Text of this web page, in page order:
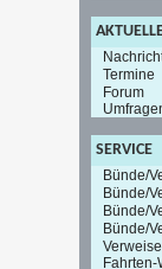
Termine
Forum
SERVICE
Bünde/
Bünde/
Bünde/
Bünde/
Verweise
Fahrten-